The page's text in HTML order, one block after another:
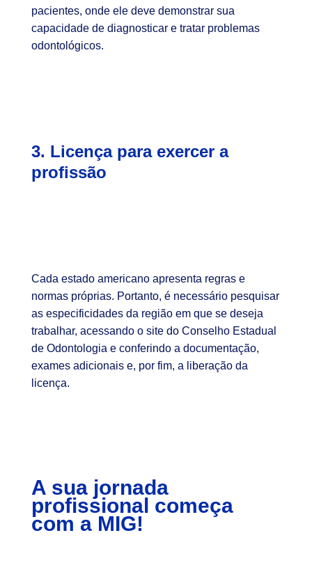
pacientes, onde ele deve demonstrar sua
capacidade de diagnosticar e tratar problemas
odontológicos.
3. Licença para exercer a
profissão
Cada estado americano apresenta regras e
normas próprias. Portanto, é necessário pesquisar
as especificidades da região em que se deseja
trabalhar, acessando o site do Conselho Estadual
de Odontologia e conferindo a documentação,
exames adicionais e, por fim, a liberação da
licença.
A sua jornada
profissional começa
com a MIG!